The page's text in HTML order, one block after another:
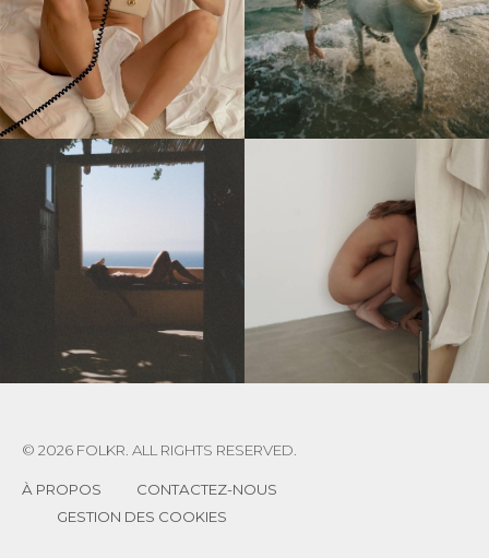
© 2026 FOLKR. ALL RIGHTS RESERVED.
À PROPOS
CONTACTEZ-NOUS
GESTION DES COOKIES